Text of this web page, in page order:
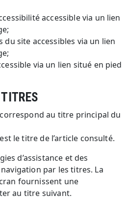
accessible via un lien
du site accessibles via un lien
via un lien situé en pied
au titre principal du
le titre de l’article consulté.
d’assistance et des
par les titres. La
fournissent une
au titre suivant.